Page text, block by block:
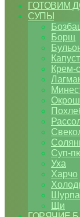
ГОТОВИМ
СУПЫ
Борщ
Крем-
Суп-
Уха
Харчо
Шурпа
Щи